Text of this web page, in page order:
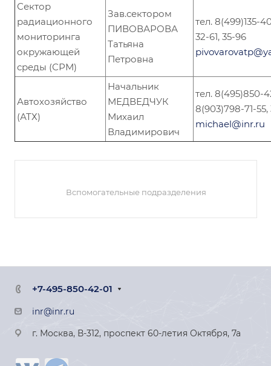
Сектор
радиационного
мониторинга
окружающей
среды (СРМ)
Зав.сектором
ПИВОВАРОВА
Татьяна
Петровна
тел. 8(499)135-
32-61, 35-96
Автохозяйство
(АТХ)
Начальник
МЕДВЕДЧУК
Михаил
Владимирович
тел. 8(495)850-
8(903)798-71-55,
michael@inr.ru
Вспомогательные подразделения
+7-495-850-42-01
inr@inr.ru
г. Москва, В-312, проспект 60-летия Октября, 7а